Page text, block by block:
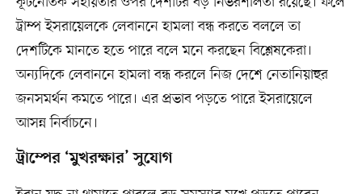
ট্রাম্প ইসরায়েলকে লেবাননে হামলা বন্ধ করতে বললে তা
দেশটিকে মানতে হতে পারে বলে মনে করছেন বিশ্লেষকেরা।
অন্যদিকে লেবাননে হামলা বন্ধ করলে নিজ দেশে নেতানিয়াহুর
জনসমর্থন কমতে পারে। এর প্রভাব পড়তে পারে ইসরায়েলে
আসন্ন নির্বাচনে।
ট্রাম্পের ‘মুখরক্ষার’ সুযোগ